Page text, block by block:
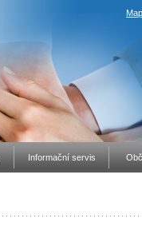
Informační servis